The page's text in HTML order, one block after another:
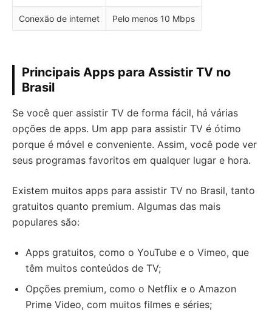
Conexão de internet Pelo menos 10 Mbps
Principais Apps para Assistir TV no
Brasil
Se você quer assistir TV de forma fácil, há várias
opções de apps. Um app para assistir TV é ótimo
porque é móvel e conveniente. Assim, você pode ver
seus programas favoritos em qualquer lugar e hora.
Existem muitos apps para assistir TV no Brasil, tanto
gratuitos quanto premium. Algumas das mais
populares são:
Apps gratuitos, como o YouTube e o Vimeo, que
têm muitos conteúdos de TV;
Opções premium, como o Netflix e o Amazon
Prime Video, com muitos filmes e séries;